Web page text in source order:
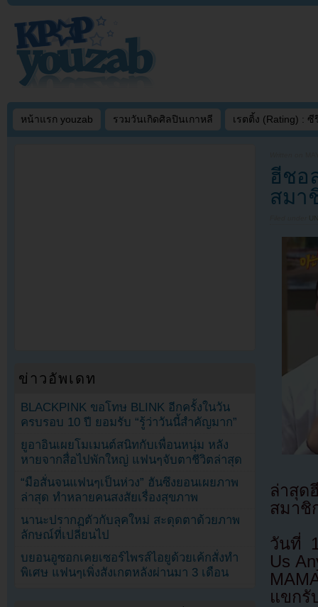
หน้าแรก youzab รวมวันเกิดศิลปินเกาหลี เรตติ้ง (Rating) : ซี
ฮีชอ
สมา
ล่าสุด
สมาชิ
วันที่
Us
แขกรั
ข่าวอัพเดท
BLACKPINK ขอโทษ BLINK อีกครั้งในวัน
ครบรอบ 10 ปี ยอมรับ “รู้ว่าวันนี้สำคัญมาก”
ยูอาอินเผยโมเมนต์สนิทกับเพื่อนหนุ่ม หลัง
หายจากสื่อไปพักใหญ่ แฟนๆจับตาชีวิตล่าสุด
“มือสั่นจนแฟนๆเป็นห่วง” ฮันซึงยอนเผยภาพ
ล่าสุด ทำหลายคนสงสัยเรื่องสุขภาพ
นานะปรากฏตัวกับลุคใหม่ สะดุดตาด้วยภาพ
ลักษณ์ที่เปลี่ยนไป
บยอนอูซอกเคยเซอร์ไพรส์ไอยูด้วยเค้กสั่งทำ
พิเศษ แฟนๆเพิ่งสังเกตหลังผ่านมา 3 เดือน